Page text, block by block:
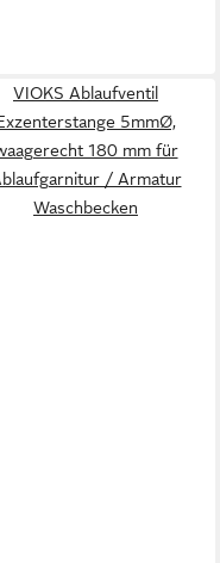
VIOKS Ablaufventil
5mmØ,
180 mm für
/ Armatur
Waschbecken